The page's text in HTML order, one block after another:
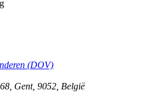
(DOV)
Gent, 9052 België